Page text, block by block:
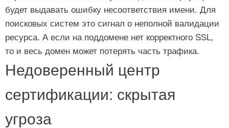
будет выдавать ошибку несоответствия имени. Для
поисковых систем это сигнал о неполной валидации
ресурса. А если на поддомене нет корректного SSL,
то и весь домен может потерять часть трафика.
Недоверенный центр
сертификации: скрытая
угроза